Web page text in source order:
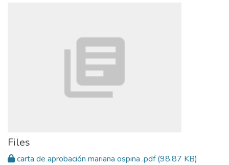
Files
carta de aprobación mariana ospina .pdf(98.87 KB)